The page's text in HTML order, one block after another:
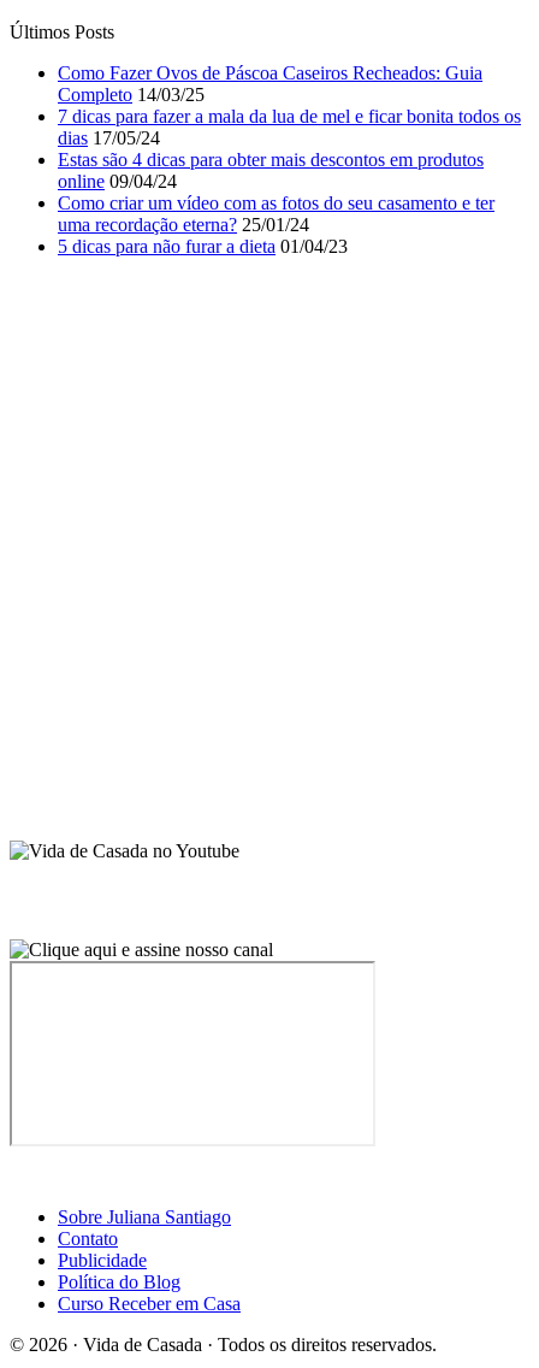
Últimos Posts
Como Fazer Ovos de Páscoa Caseiros Recheados: Guia
Completo 14/03/25
7 dicas para fazer a mala da lua de mel e ficar bonita todos os
dias 17/05/24
Estas são 4 dicas para obter mais descontos em produtos
online 09/04/24
Como criar um vídeo com as fotos do seu casamento e ter
uma recordação eterna? 25/01/24
5 dicas para não furar a dieta 01/04/23
Sobre Juliana Santiago
Contato
Publicidade
Política do Blog
Curso Receber em Casa
© 2026 · Vida de Casada · Todos os direitos reservados.